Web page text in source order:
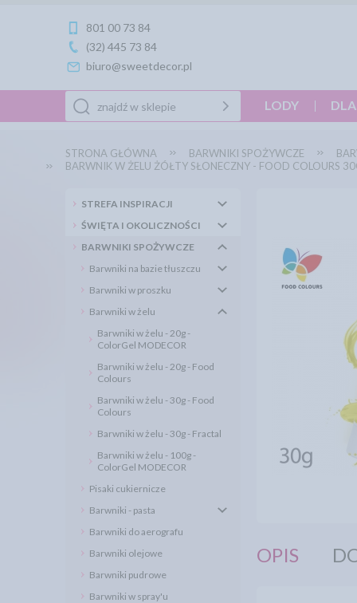
801 00 73 84
(32) 445 73 84
biuro@sweetdecor.pl
LODY
STRONA GŁÓWNA BARWNIKI SPOŻYWCZE
BARWNIK W ŻELU ŻÓŁTY SŁONECZNY - FOOD COLOURS
STREFA INSPIRACJI
ŚWIĘTA I OKOLICZNOŚCI
BARWNIKI SPOŻYWCZE
Barwniki na bazie tłuszczu
Barwniki w proszku
Barwniki w żelu
Barwniki w żelu - 20g -
ColorGel MODECOR
Barwniki w żelu - 20g - Food
Colours
Barwniki w żelu - 30g - Food
Colours
Barwniki w żelu - 30g - Fractal
Barwniki w żelu - 100g -
ColorGel MODECOR
Pisaki cukiernicze
Barwniki - pasta
Barwniki do aerografu
Barwniki olejowe
Barwniki pudrowe
Barwniki w spray'u
OPIS